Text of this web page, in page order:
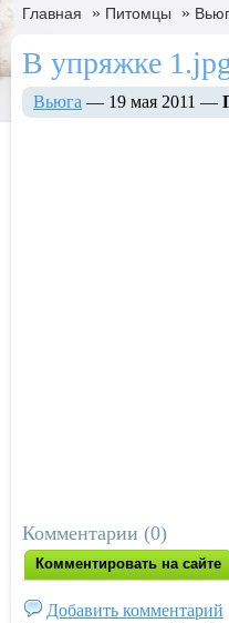
Главная » Питомцы »
В упряжке
Вьюга — 19 мая 2011 —
Комментарии (0)
Комментировать на сайте
Добавить комментарий